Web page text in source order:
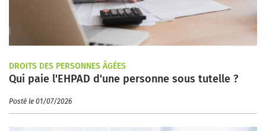
DROITS DES PERSONNES ÂGÉES
Qui paie l'EHPAD d'une personne sous tutelle ?
Posté le 01/07/2026